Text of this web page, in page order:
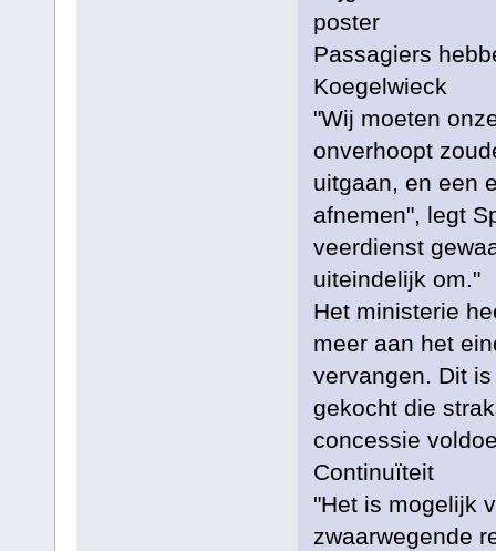
poster
Passagiers
Koegelwieck
"Wij moeten
onverhoopt
uitgaan, en een
afnemen", legt
veerdienst
uiteindelijk om."
Het ministerie
meer aan het
vervangen. Dit
gekocht die
concessie
Continuïteit
"Het is mogelijk
zwaarwegende